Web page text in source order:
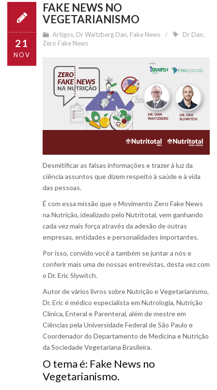
21
NOV
FAKE NEWS NO
VEGETARIANISMO
Artigos, Dr Waitzberg Dan, Fake News Dr Dan,
Zero Fake News
Desmitificar as falsas informações e trazer à luz da
ciência assuntos que dizem respeito à saúde e à vida
das pessoas.
É com essa missão que o Movimento Zero Fake News
na Nutrição, idealizado pelo Nutritotal, vem ganhando
cada vez mais força através da adesão de outras
empresas, entidades e personalidades importantes.
Por isso, convido você a também se juntar a nós e
conferir mais uma de nossas entrevistas, desta vez com
o Dr. Eric Slywitch.
Autor de vários livros sobre Nutrição e Vegetarianismo,
Dr. Eric é médico especialista em Nutrologia, Nutrição
Clínica, Enteral e Parenteral, além de mestre em
Ciências pela Universidade Federal de São Paulo e
Coordenador do Departamento de Medicina e Nutrição
da Sociedade Vegetariana Brasileira.
O tema é: Fake News no
Vegetarianismo.